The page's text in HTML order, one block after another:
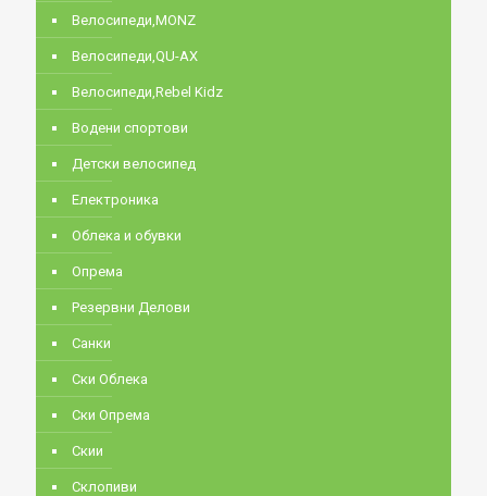
Велосипеди,MONZ
Велосипеди,QU-AX
Велосипеди,Rebel Kidz
Водени спортови
Детски велосипед
Електроника
Облека и обувки
Опрема
Резервни Делови
Санки
Ски Облека
Ски Опрема
Скии
Склопиви